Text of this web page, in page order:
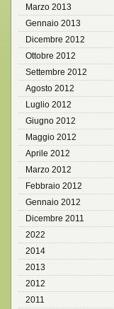
Marzo 2013
Gennaio 2013
Dicembre 2012
Ottobre 2012
Settembre 2012
Agosto 2012
Luglio 2012
Giugno 2012
Maggio 2012
Aprile 2012
Marzo 2012
Febbraio 2012
Gennaio 2012
Dicembre 2011
2022
2014
2013
2012
2011